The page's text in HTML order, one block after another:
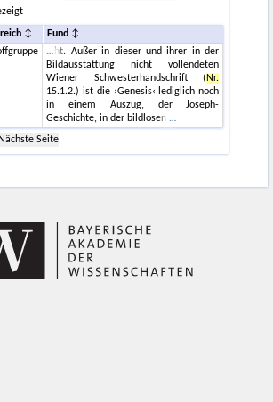
Fund
ht. Außer in dieser und ihrer in der
Bildausstattung nicht vollendeten
Wiener Schwesterhandschrift (Nr.
15.1.2.) ist die ›Genesis‹ lediglich noch
in einem Auszug, der Joseph-
Geschichte, in der bildlosen
Nächste Seite